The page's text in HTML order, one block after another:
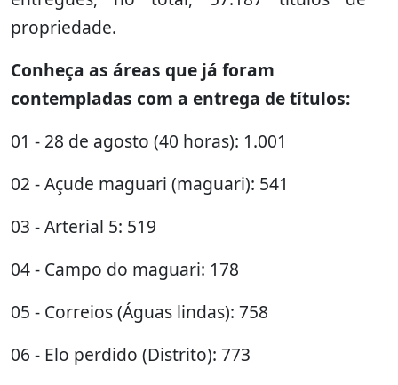
propriedade.
Conheça as áreas que já foram
contempladas com a entrega de títulos:
01 - 28 de agosto (40 horas): 1.001
02 - Açude maguari (maguari): 541
03 - Arterial 5: 519
04 - Campo do maguari: 178
05 - Correios (Águas lindas): 758
06 - Elo perdido (Distrito): 773